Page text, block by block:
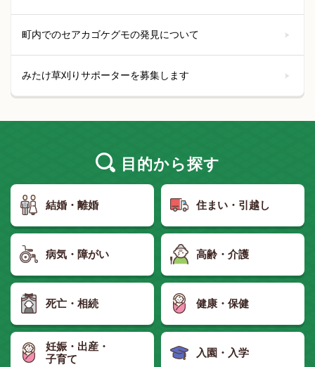
町内でのセアカゴケグモの発見について
みたけ草刈りサポーターを募集します
目的から探す
結婚・離婚 住まい・引越し
病気・障がい 高齢・介護
死亡・相続 健康・保健
妊娠・出産・
子育て
入園・入学